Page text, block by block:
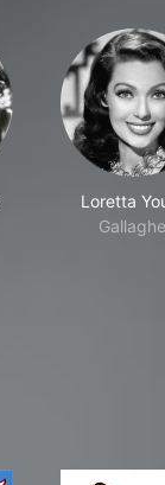
Loretta